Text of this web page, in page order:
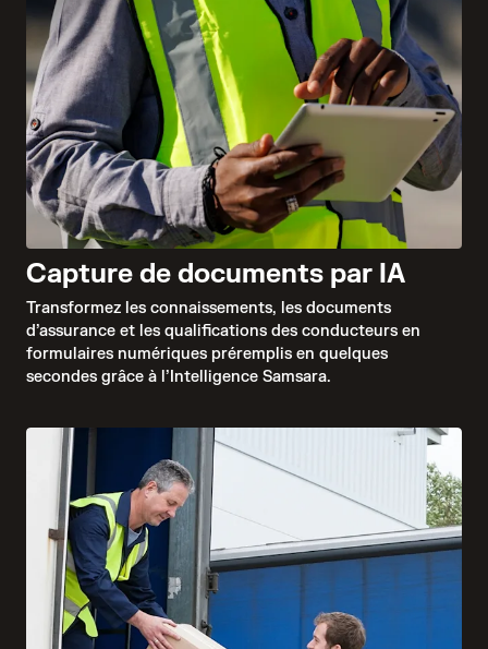
Capture de documents par IA
Transformez les connaissements, les documents
d’assurance et les qualifications des conducteurs en
formulaires numériques préremplis en quelques
secondes grâce à l’Intelligence Samsara.